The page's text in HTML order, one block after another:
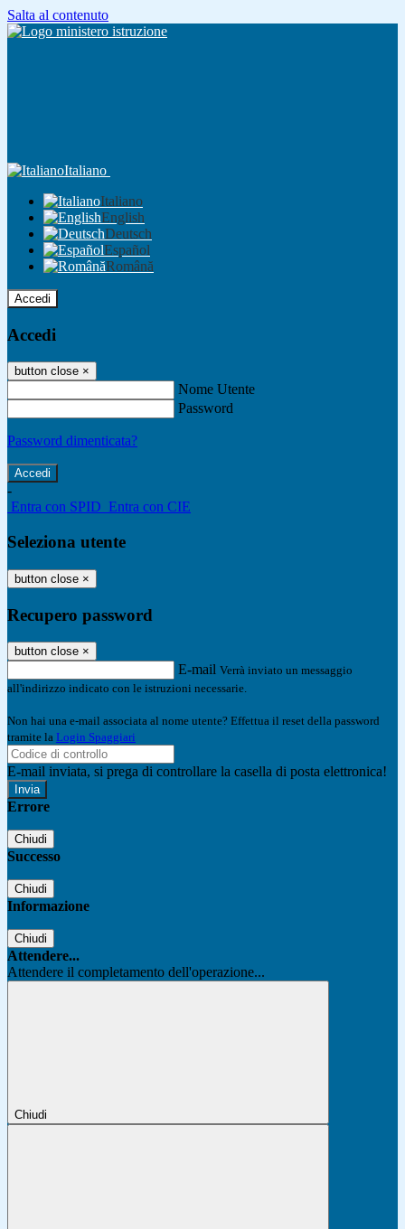
Salta al contenuto
Italiano
Italiano
English
Deutsch
Español
Română
Accedi
Accedi
button close ×
Nome Utente
Password
Password dimenticata?
-
Entra con SPID Entra con CIE
Seleziona utente
button close ×
Recupero password
button close ×
E-mail Verrà inviato un messaggio
all'indirizzo indicato con le istruzioni necessarie.
Non hai una e-mail associata al nome utente? Effettua il reset della password
tramite la Login Spaggiari
E-mail inviata, si prega di controllare la casella di posta elettronica!
Errore
Chiudi
Successo
Chiudi
Informazione
Chiudi
Attendere...
Attendere il completamento dell'operazione...
Chiudi